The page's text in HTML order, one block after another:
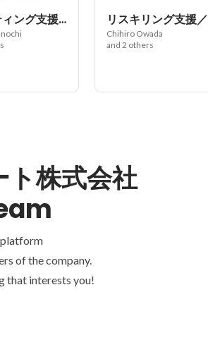
マーケティング支援／Webコンサルタント
Chihiro Owada
and 2 others
株式会社
platform
of the company.
that interests you!